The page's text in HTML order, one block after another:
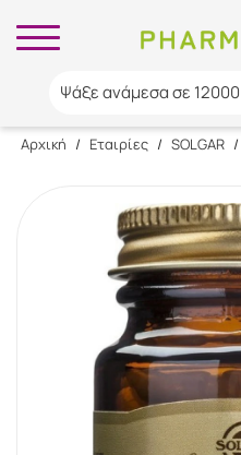
Ψάξε ανάμεσα σε
Αρχική / Εταιρίες / SOLGAR /